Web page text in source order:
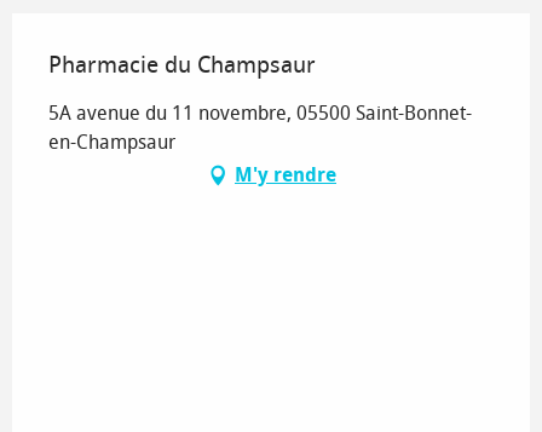
Pharmacie du Champsaur
5A avenue du 11 novembre, 05500 Saint-Bonnet-
en-Champsaur
M'y rendre